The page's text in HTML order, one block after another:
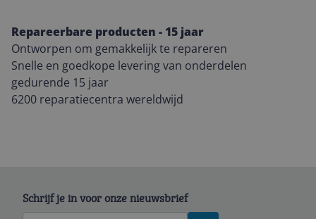
Repareerbare producten - 15 jaar
Ontworpen om gemakkelijk te repareren
Snelle en goedkope levering van onderdelen
gedurende 15 jaar
6200 reparatiecentra wereldwijd
Schrijf je in voor onze nieuwsbrief